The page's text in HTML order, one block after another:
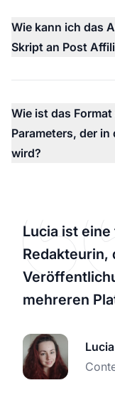
Wie kann ich das
Skript an Post
Wie ist das
Parameters, der
wird?
Lucia ist
Redakteurin,
mehreren